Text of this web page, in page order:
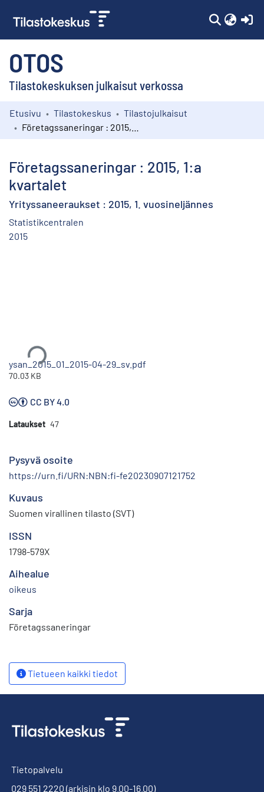
OTOS
Tilastokeskuksen julkaisut verkossa
Kokoelmat
Etusivu Tilastokeskus
Tilastojulkaisut
Företagssaneringar : 2015, 1:a
kvartalet
Yrityssaneeraukset : 2015, 1. vuosineljännes
Statistikcentralen
2015
ysan_2015_01_2015-04-29_sv.pdf
70.03 KB
CC BY 4.0
Lataukset 47
Pysyvä osoite
https://urn.fi/URN:NBN:fi-fe20230907121752
Kuvaus
Suomen virallinen tilasto (SVT)
ISSN
1798-579X
Aihealue
oikeus
Sarja
Företagssaneringar
Tietueen kaikki tiedot
Tietopalvelu
029 551 2220 (arkisin klo 9.00-16.00)